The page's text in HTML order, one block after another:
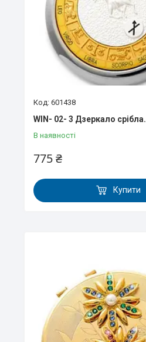
601438
WIN- 02- 3 Дзеркало срібла.
В наявності
775 ₴
Купити